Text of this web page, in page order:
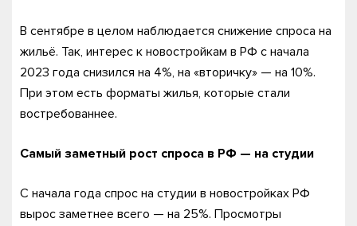
В сентябре в целом наблюдается снижение спроса на
жильё. Так, интерес к новостройкам в РФ с начала
2023 года снизился на 4%, на «вторичку» — на 10%.
При этом есть форматы жилья, которые стали
востребованнее.
Самый заметный рост спроса в РФ — на студии
С начала года спрос на студии в новостройках РФ
вырос заметнее всего — на 25%. Просмотры